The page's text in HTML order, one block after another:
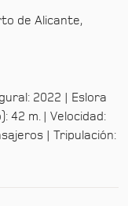
de Alicante,
2022 | Eslora
42 m. | Velocidad:
| Tripulación: